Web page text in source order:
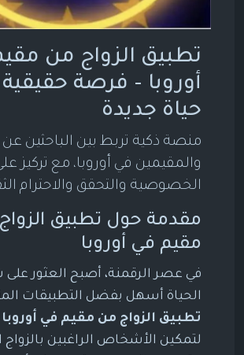
تطبيق الزواج من
أوروبا – فرصة حقيقية
حياة جديدة
منصة ذكية تربط بين الباحثين عن
والمقيمين في أوروبا، مع تركيز
الخصوصية والتحقق والاحترام
مقدمة حول تطبيق
مقيم في أوروبا
في عصر الرقمنة، أصبح العثور
الحياة أسهل بفضل التطبيقات
تطبيق الزواج من مقيم في أوروبا
لتمكين الأشخاص الراغبين